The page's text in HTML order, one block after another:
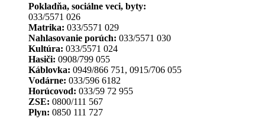
Pokladňa, sociálne veci, byty:
033/5571 026
Matrika: 033/5571 029
Nahlasovanie porúch: 033/5571 030
Kultúra: 033/5571 024
Hasiči: 0908/799 055
Káblovka: 0949/866 751, 0915/706 055
Vodárne: 033/596 6182
Horúcovod: 033/59 72 955
ZSE: 0800/111 567
Plyn: 0850 111 727